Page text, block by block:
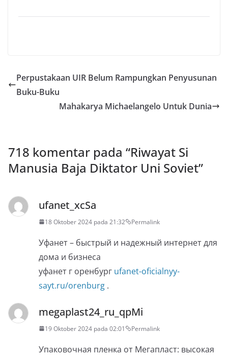
Perpustakaan UIR Belum Rampungkan Penyusunan
Buku-Buku
Mahakarya Michaelangelo Untuk Dunia
718 komentar pada “Riwayat Si
Manusia Baja Diktator Uni Soviet”
ufanet_xcSa
18 Oktober 2024 pada 21:32 Permalink
Уфанет – быстрый и надежный интернет для
дома и бизнеса
уфанет г оренбург ufanet-oficialnyy-
sayt.ru/orenburg .
megaplast24_ru_qpMi
19 Oktober 2024 pada 02:01 Permalink
Упаковочная пленка от Мегапласт: высокая